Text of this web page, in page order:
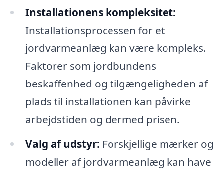
Installationens kompleksitet:
Installationsprocessen for et
jordvarmeanlæg kan være kompleks.
Faktorer som jordbundens
beskaffenhed og tilgængeligheden af
plads til installationen kan påvirke
arbejdstiden og dermed prisen.
Valg af udstyr: Forskjellige mærker og
modeller af jordvarmeanlæg kan have